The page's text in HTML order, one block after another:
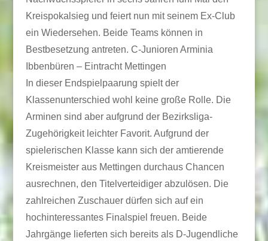
Kreispokalsieg und feiert nun mit seinem Ex-Club
ein Wiedersehen. Beide Teams können in
Bestbesetzung antreten. C-Junioren Arminia
Ibbenbüren – Eintracht Mettingen
In dieser Endspielpaarung spielt der
Klassenunterschied wohl keine große Rolle. Die
Arminen sind aber aufgrund der Bezirksliga-
Zugehörigkeit leichter Favorit. Aufgrund der
spielerischen Klasse kann sich der amtierende
Kreismeister aus Mettingen durchaus Chancen
ausrechnen, den Titelverteidiger abzulösen. Die
zahlreichen Zuschauer dürfen sich auf ein
hochinteressantes Finalspiel freuen. Beide
Jahrgänge lieferten sich bereits als D-Jugendliche